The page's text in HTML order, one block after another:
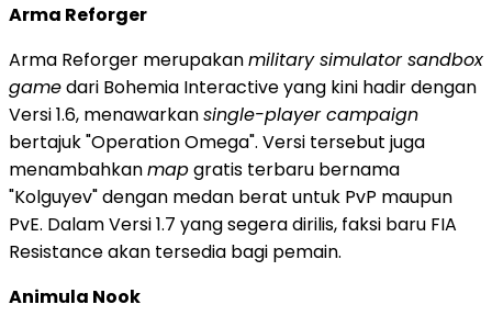
Arma Reforger
Arma Reforger merupakanmilitary simulator sandbox
gamedari Bohemia Interactive yang kini hadir dengan
Versi 1.6, menawarkansingle-player campaign
bertajuk "Operation Omega". Versi tersebut juga
menambahkanmapgratis terbaru bernama
"Kolguyev" dengan medan berat untuk PvP maupun
PvE. Dalam Versi 1.7 yang segera dirilis, faksi baru FIA
Resistance akan tersedia bagi pemain.
Animula Nook